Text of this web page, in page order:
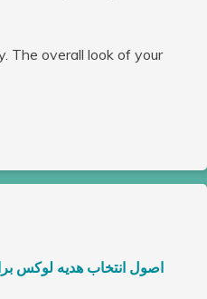
The overall look of your
اصول انتخاب هدیه لوکس